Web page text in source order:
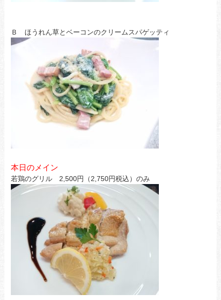
Ｂ ほうれん草とベーコンのクリームスパゲッティ
本日のメイン
若鶏のグリル 2,500円（2,750円税込）のみ